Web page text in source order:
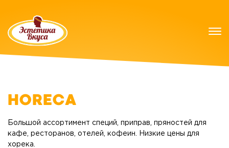
HORECA
Большой ассортимент специй, приправ, пряностей для
кафе, ресторанов, отелей, кофеин. Низкие цены для
хорека.